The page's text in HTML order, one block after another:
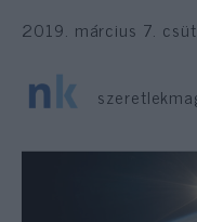
2019. március 7.